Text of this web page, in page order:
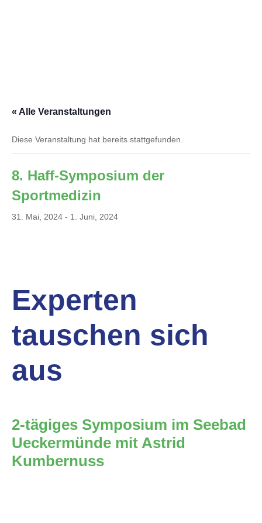
« Alle Veranstaltungen
Diese Veranstaltung hat bereits stattgefunden.
8. Haff-Symposium der
Sportmedizin
31. Mai, 2024 - 1. Juni, 2024
Experten
tauschen sich
aus
2-tägiges Symposium im Seebad
Ueckermünde mit Astrid
Kumbernuss